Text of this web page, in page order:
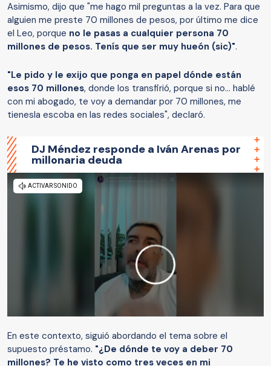
Asimismo, dijo que "me hago mil preguntas a la vez. Para que
alguien me preste 70 millones de pesos, por último me dice
el Leo, porque no le pasas a cualquier persona 70
millones de pesos. Tenís que ser muy hueón (sic)".
"Le pido y le exijo que ponga en papel dónde están
esos 70 millones, donde los transfirió, porque si no… hablé
con mi abogado, te voy a demandar por 70 millones, me
tienesla escoba en las redes sociales", declaró.
DJ Méndez responde a Iván Arenas por
millonaria deuda
En este contexto, siguió abordando el tema sobre el
supuesto préstamo. "¿De dónde te voy a deber 70
millones? Te he visto como tres veces en mi